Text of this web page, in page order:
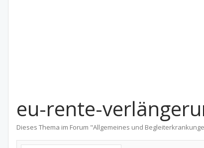
eu-rente-
Dieses Thema im Forum "Allgemeines und